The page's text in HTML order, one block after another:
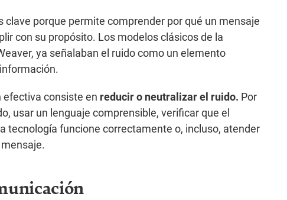
clave porque permite comprender por qué un mensaje
con su propósito. Los modelos clásicos de la
ya señalaban el ruido como un elemento
efectiva consiste en reducir o neutralizar el ruido. Por
usar un lenguaje comprensible, verificar que el
tecnología funcione correctamente o, incluso, atender